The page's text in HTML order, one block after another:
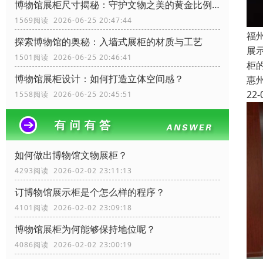
博物馆展柜尺寸揭秘：守护文物之美的黄金比例！
1569阅读 2026-06-25 20:47:44
探索博物馆的奥秘：入墙式展柜的材质与工艺
1501阅读 2026-06-25 20:46:41
博物馆展柜设计：如何打造立体空间感？
1558阅读 2026-06-25 20:45:51
如何做出博物馆文物展柜？
4293阅读 2026-02-02 23:11:13
订博物馆展示柜是个怎么样的程序？
4101阅读 2026-02-02 23:09:18
博物馆展柜为何能够保持地位呢？
4086阅读 2026-02-02 23:00:19
福
展
柜
惠
22-